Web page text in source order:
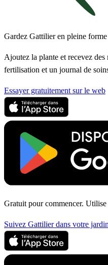
Gardez Gattilier en pleine
Ajoutez la plante et recevez
fertilisation et un journal de
Essayer gratuitement sur le web
Gratuit pour commencer.
Suivez Gattilier dans votre jardin